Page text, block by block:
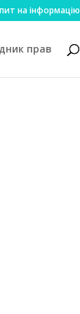
на інформацію
прав